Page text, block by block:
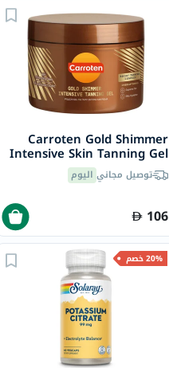
Carroten Gold Shimmer
Intensive Skin Tanning Gel
150mlتوصيل مجاني اليوم
106
20% خصم